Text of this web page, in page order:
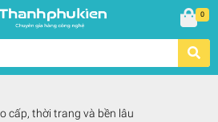
0
cấp, thời trang và bền lâu